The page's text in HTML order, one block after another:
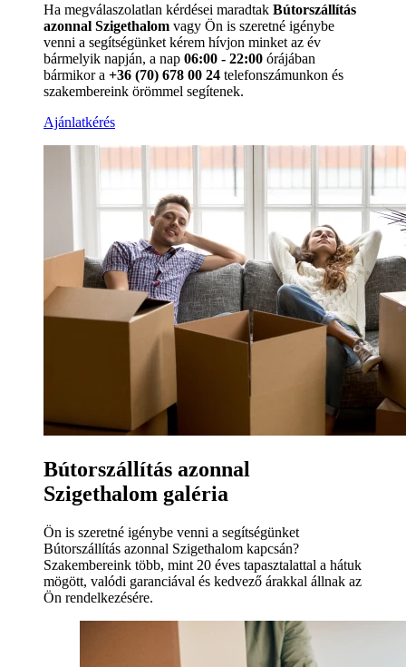
Ha megválaszolatlan kérdései maradtak Bútorszállítás
azonnal Szigethalom vagy Ön is szeretné igénybe
venni a segítségünket kérem hívjon minket az év
bármelyik napján, a nap 06:00 - 22:00 órájában
bármikor a +36 (70) 678 00 24 telefonszámunkon és
szakembereink örömmel segítenek.
Ajánlatkérés
Bútorszállítás azonnal
Szigethalom galéria
Ön is szeretné igénybe venni a segítségünket
Bútorszállítás azonnal Szigethalom kapcsán?
Szakembereink több, mint 20 éves tapasztalattal a hátuk
mögött, valódi garanciával és kedvező árakkal állnak az
Ön rendelkezésére.